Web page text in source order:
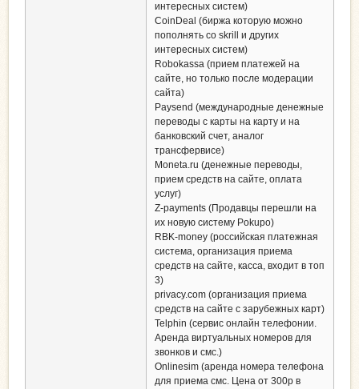
интересных систем)
CoinDeal (биржа которую можно
пополнять со skrill и других
интересных систем)
Robokassa (прием платежей на
сайте, но только после модерации
сайта)
Paysend (международные денежные
переводы с карты на карту и на
банковский счет, аналог
трансфервисе)
Moneta.ru (денежные переводы,
прием средств на сайте, оплата
услуг)
Z-payments (Продавцы перешли на
их новую систему Pokupo)
RBK-money (российская платежная
система, организация приема
средств на сайте, касса, входит в топ
3)
privacy.com (организация приема
средств на сайте с зарубежных карт)
Telphin (сервис онлайн телефонии.
Аренда виртуальных номеров для
звонков и смс.)
Оnlinesim (аренда номера телефона
для приема смс. Цена от 300р в